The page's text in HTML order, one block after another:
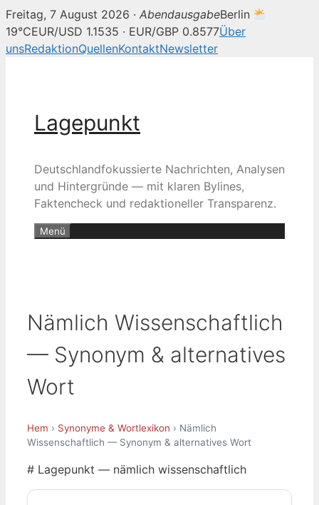
Freitag, 7 August 2026 · AbendausgabeBerlin
19°CEUR/USD 1.1535 · EUR/GBP 0.8577Über
unsRedaktionQuellenKontaktNewsletter
Lagepunkt
Deutschlandfokussierte Nachrichten, Analysen
und Hintergründe — mit klaren Bylines,
Faktencheck und redaktioneller Transparenz.
Menü
Nämlich Wissenschaftlich
— Synonym & alternatives
Wort
Hem › Synonyme & Wortlexikon › Nämlich
Wissenschaftlich — Synonym & alternatives Wort
# Lagepunkt — nämlich wissenschaftlich